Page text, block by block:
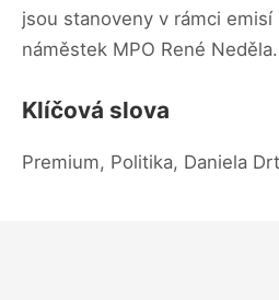
jsou stanoveny v rámci emisí
náměstek MPO René Neděla.
Klíčová slova
Premium, Politika, Daniela